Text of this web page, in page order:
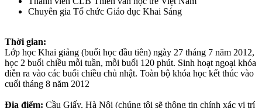
Chuyên gia Tổ chức Giáo dục Khai Sáng
Thời gian:
Lớp học Khai giảng (buổi học đầu tiên) ngày 27 tháng 7 năm 2012,
học 2 buổi chiều mỗi tuần, mỗi buổi 120 phút. Sinh hoạt ngoại khóa
diễn ra vào các buổi chiều chủ nhật. Toàn bộ khóa học kết thúc vào
cuối tháng 8 năm 2012
Địa điểm: Cầu Giấy, Hà Nội (chúng tôi sẽ thông tin chính xác vị trí